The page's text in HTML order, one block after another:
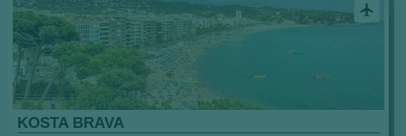
airplanemode_active
KOSTA BRAVA